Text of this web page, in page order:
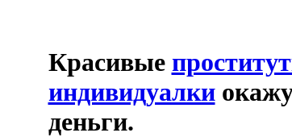
Красивые
индивидуалки
деньги.